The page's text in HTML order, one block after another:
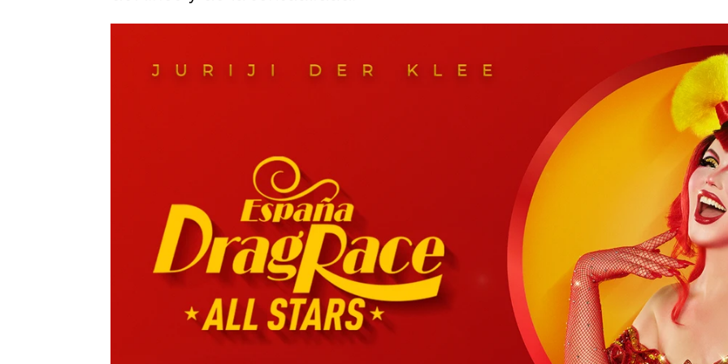
14 de enero de 2024, 20:16
WhatsappFacebookTwitter